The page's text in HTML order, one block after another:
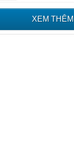
XEM THÊM